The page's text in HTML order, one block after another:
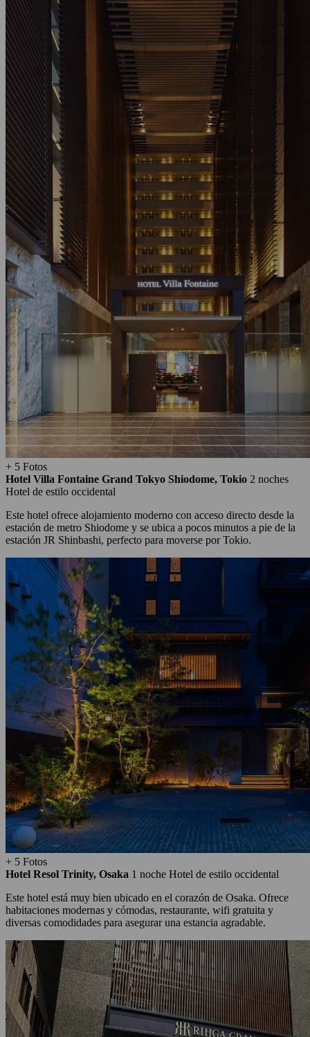
+ 5 Fotos
Hotel Villa Fontaine Grand Tokyo Shiodome, Tokio 2 noches
Hotel de estilo occidental
Este hotel ofrece alojamiento moderno con acceso directo desde la
estación de metro Shiodome y se ubica a pocos minutos a pie de la
estación JR Shinbashi, perfecto para moverse por Tokio.
+ 5 Fotos
Hotel Resol Trinity, Osaka 1 noche Hotel de estilo occidental
Este hotel está muy bien ubicado en el corazón de Osaka. Ofrece
habitaciones modernas y cómodas, restaurante, wifi gratuita y
diversas comodidades para asegurar una estancia agradable.